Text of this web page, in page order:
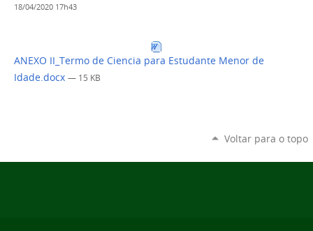
18/04/2020 17h43
ANEXO II_Termo de Ciencia para Estudante Menor de
Idade.docx — 15 KB
Voltar para o topo